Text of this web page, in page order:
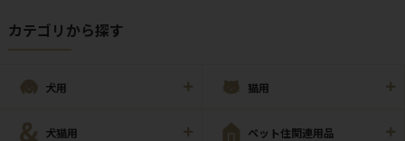
カテゴリから探す
犬用 猫用
犬猫用 ペット住関連用品